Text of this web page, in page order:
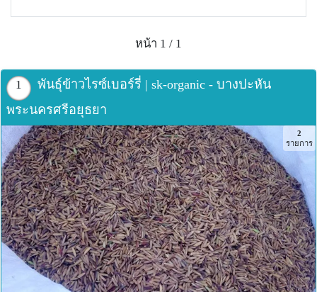
หน้า 1 / 1
1
พันธุ์ข้าวไรซ์เบอร์รี่ | sk-organic - บางปะหัน
พระนครศรีอยุธยา
2
รายการ